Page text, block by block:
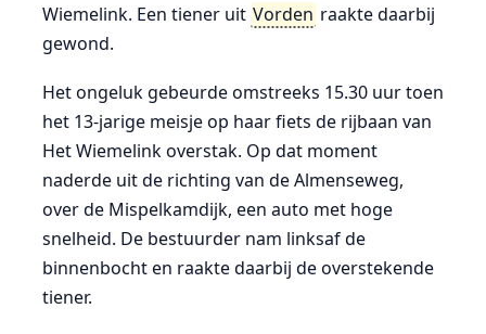
Wiemelink. Een tiener uit Vorden raakte daarbij
gewond.
Het ongeluk gebeurde omstreeks 15.30 uur toen
het 13-jarige meisje op haar fiets de rijbaan van
Het Wiemelink overstak. Op dat moment
naderde uit de richting van de Almenseweg,
over de Mispelkamdijk, een auto met hoge
snelheid. De bestuurder nam linksaf de
binnenbocht en raakte daarbij de overstekende
tiener.